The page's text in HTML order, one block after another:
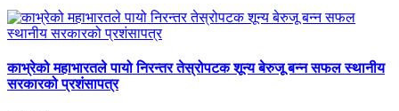
काभ्रेको महाभारतले पायो निरन्तर तेस्रोपटक शून्य बेरुजू बन्न सफल स्थानीय
सरकारको प्रशंसापत्र